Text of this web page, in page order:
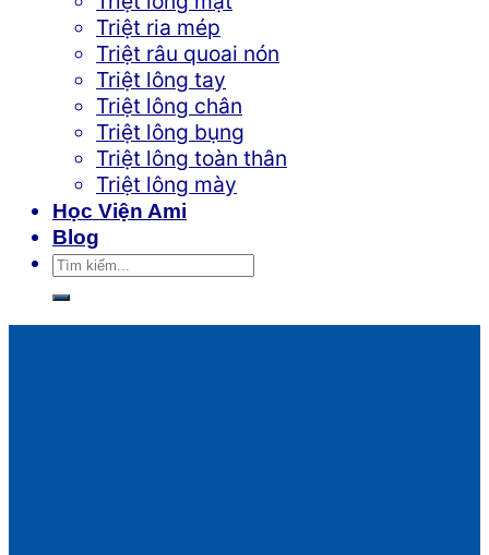
Triệt ria mép
Triệt râu quoai nón
Triệt lông tay
Triệt lông chân
Triệt lông bụng
Triệt lông toàn thân
Triệt lông mày
Học Viện Ami
Blog